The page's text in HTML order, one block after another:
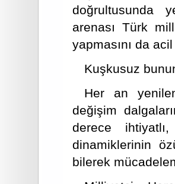
doğrultusunda
arenası Türk
yapmasını da
Kuşkusuz
Her an
değişim
derece
dinamiklerinin
bilerek